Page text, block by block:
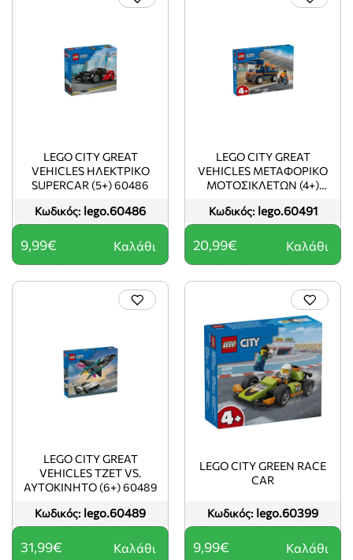
Κωδικός: lego.60486
LEGO CITY GREAT
VEHICLES ΗΛΕΚΤΡΙΚΌ
SUPERCAR (5+) 60486
9,99€ Καλάθι
Κωδικός: lego.60491
LEGO CITY GREAT
VEHICLES ΜΕΤΑΦΟΡΙΚΌ
ΜΟΤΟΣΙΚΛΕΤΏΝ (4+)
20,99€ Καλάθι
Κωδικός: lego.60489
LEGO CITY GREAT
VEHICLES ΤΖΕΤ VS.
ΑΥΤΟΚΊΝΗΤΟ (6+) 60489
31,99€ Καλάθι
Κωδικός: lego.60399
LEGO CITY GREEN RACE
CAR
9,99€ Καλάθι